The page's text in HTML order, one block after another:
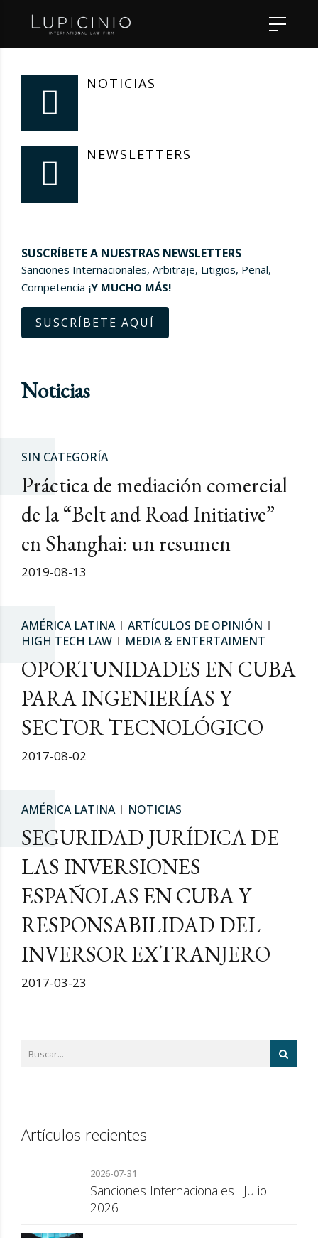
NOTICIAS
NEWSLETTERS
SUSCRÍBETE A NUESTRAS NEWSLETTERS
Sanciones Internacionales, Arbitraje, Litigios, Penal,
Competencia ¡Y MUCHO MÁS!
SUSCRÍBETE AQUÍ
Noticias
SIN CATEGORÍA
Práctica de mediación comercial
de la “Belt and Road Initiative”
en Shanghai: un resumen
2019-08-13
AMÉRICA LATINA
ARTÍCULOS DE OPINIÓN
HIGH TECH LAW
MEDIA & ENTERTAIMENT
OPORTUNIDADES EN CUBA
PARA INGENIERÍAS Y
SECTOR TECNOLÓGICO
2017-08-02
AMÉRICA LATINA NOTICIAS
SEGURIDAD JURÍDICA DE
LAS INVERSIONES
ESPAÑOLAS EN CUBA Y
RESPONSABILIDAD DEL
INVERSOR EXTRANJERO
2017-03-23
Artículos recientes
2026-07-31
Sanciones Internacionales · Julio
2026